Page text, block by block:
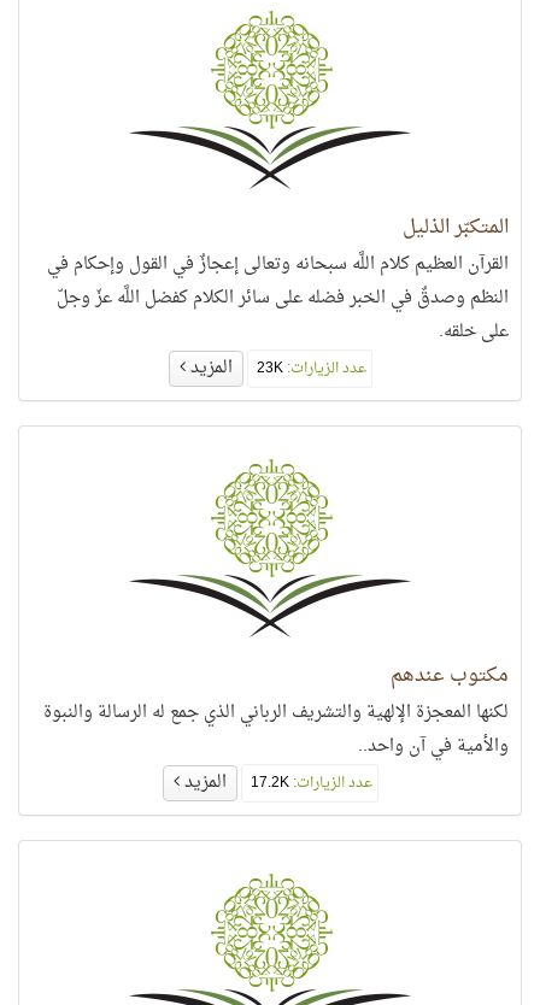
المتكبّر الذليل
القرآن العظيم كلام اللَّه سبحانه وتعالى إعجازٌ في القول وإحكام في
النظم وصدقٌ في الخبر فضله على سائر الكلام كفضل اللَّه عزّ وجلّ
على خلقه.
عدد الزيارات:23K المزيد
مكتوب عندهم
لكنها المعجزة الإلهية والتشريف الرباني الذي جمع له الرسالة والنبوة
والأمية في آن واحد..
عدد الزيارات:17.2K المزيد